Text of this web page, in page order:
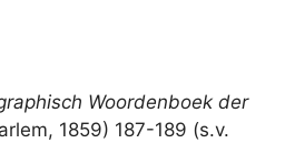
Woordenboek der
1859) 187-189 (s.v.